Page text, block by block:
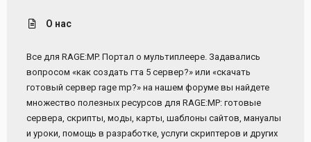
О нас
Все для RAGE:MP. Портал о мультиплеере. Задавались
вопросом «как создать гта 5 сервер?» или «скачать
готовый сервер rage mp?» на нашем форуме вы найдете
множество полезных ресурсов для RAGE:MP: готовые
сервера, скрипты, моды, карты, шаблоны сайтов, мануалы
и уроки, помощь в разработке, услуги скриптеров и других